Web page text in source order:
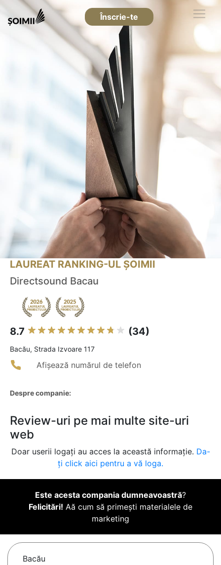
Înscrie-te
LAUREAT RANKING-UL ȘOIMII
Directsound Bacau
8.7 (34)
Bacău, Strada Izvoare 117
Afișează numărul de telefon
Despre companie:
Review-uri pe mai multe site-uri
web
Doar userii logați au acces la această informație. Da-
ți click aici pentru a vă loga.
Este acesta compania dumneavoastră?
Felicitări! Aă cum să primești materialele de
marketing
Bacău